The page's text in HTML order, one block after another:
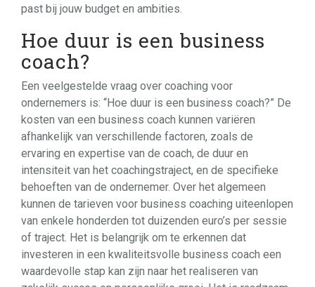
past bij jouw budget en ambities.
Hoe duur is een business
coach?
Een veelgestelde vraag over coaching voor
ondernemers is: “Hoe duur is een business coach?” De
kosten van een business coach kunnen variëren
afhankelijk van verschillende factoren, zoals de
ervaring en expertise van de coach, de duur en
intensiteit van het coachingstraject, en de specifieke
behoeften van de ondernemer. Over het algemeen
kunnen de tarieven voor business coaching uiteenlopen
van enkele honderden tot duizenden euro’s per sessie
of traject. Het is belangrijk om te erkennen dat
investeren in een kwaliteitsvolle business coach een
waardevolle stap kan zijn naar het realiseren van